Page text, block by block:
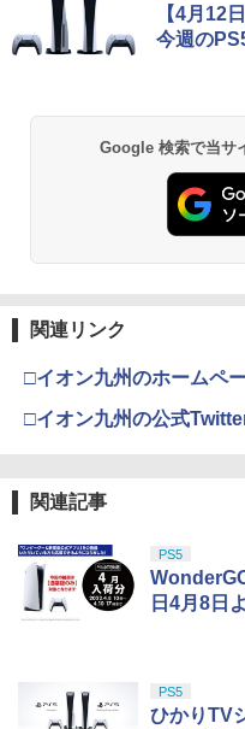
【4月12
今週の
Google 検索で当サ
関連リンク
□イオン九州のホームペ
□イオン九州の公式
関連記事
PS5
日4月8日
PS5
ひかりTV